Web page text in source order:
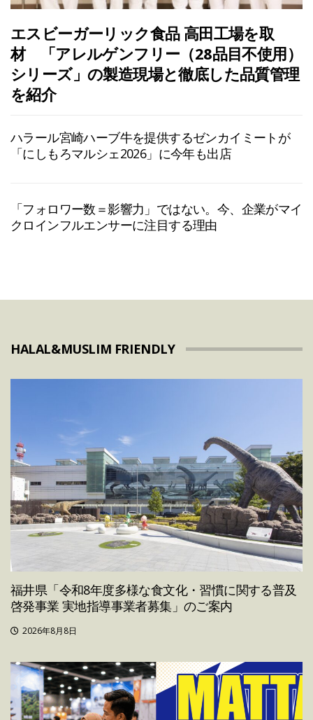
エスビーガーリック食品 高田工場を取
材 「アレルゲンフリー（28品目不使用）
シリーズ」の製造現場と徹底した品質管理
を紹介
ハラール宮崎ハーブ牛を提供するゼンカイミートが
「にしもろマルシェ2026」に今年も出店
「フォロワー数＝影響力」ではない。今、企業がマイ
クロインフルエンサーに注目する理由
HALAL&MUSLIM FRIENDLY
福井県「令和8年度多様な食文化・習慣に関する普及
啓発事業 実地指導事業者募集」のご案内
2026年8月8日